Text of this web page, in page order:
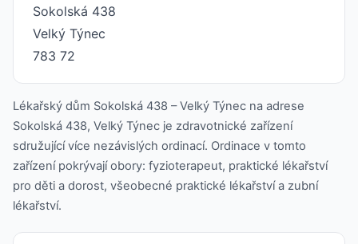
Sokolská 438
Velký Týnec
783 72
Lékařský dům Sokolská 438 – Velký Týnec na adrese
Sokolská 438, Velký Týnec je zdravotnické zařízení
sdružující více nezávislých ordinací. Ordinace v tomto
zařízení pokrývají obory: fyzioterapeut, praktické lékařství
pro děti a dorost, všeobecné praktické lékařství a zubní
lékařství.